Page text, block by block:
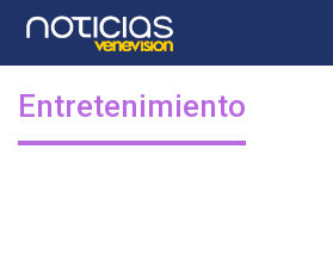
Entretenimiento